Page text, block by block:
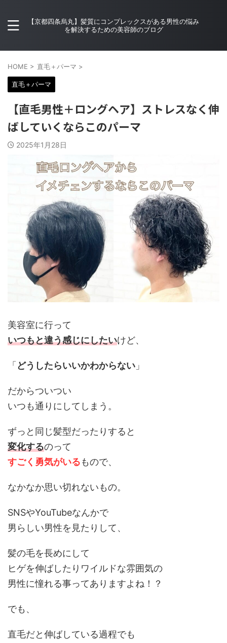
【京都四条烏丸】髪質にコンプレックスがある男性の悩み
を解決するための美容師のブログ
HOME > 直毛＋パーマ >
直毛＋パーマ
【直毛男性＋ロングヘア】ストレスなく伸
ばしていくならこのパーマ
2025年1月28日
美容室に行って
いつもと違う感じにしたいけど、
「どうしたらいいかわからない 」
だからついつい
いつも通りにしてしまう。
ずっと同じ髪型だったりすると
変化するのって
すごく勇気がいるもので、
なかなか思い切れないもの。
SNSやYouTubeなんかで
男らしい男性を見たりして、
髪の毛を長めにして
ヒゲを伸ばしたりワイルドな雰囲気の
男性に憧れる事ってありますよね！？
でも、
直毛だと伸ばしている過程でも